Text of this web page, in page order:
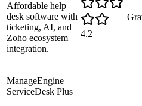
Affordable help
desk software with
ticketing, AI, and
Zoho ecosystem
integration.
4.2
ManageEngine
ServiceDesk Plus